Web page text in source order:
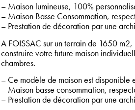
– Maison lumineuse, 100%
– Maison Basse Consommation,
– Prestation de décoration par une
A FOISSAC sur un terrain de 1650
construire votre future maison
chambres.
– Ce modèle de maison est disponible
– Maison basse consommation,
– Prestation de décoration par une